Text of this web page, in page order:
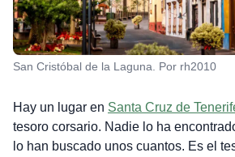
San Cristóbal de la Laguna. Por rh2010
Hay un lugar en Santa Cruz de
tesoro corsario. Nadie lo ha
lo han buscado unos cuantos. Es el